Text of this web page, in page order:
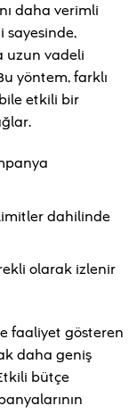
daha verimli
sayesinde,
uzun vadeli
yöntem, farklı
etkili bir
dahilinde
olarak izlenir
faaliyet gösteren
daha geniş
bütçe